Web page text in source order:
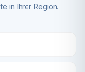
in Ihrer Region.